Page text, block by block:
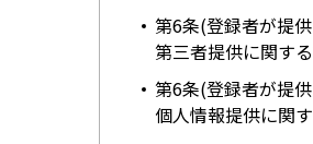
第6条(登録者が提
第三者提供に関す
第6条(登録者が提
個人情報提供に関